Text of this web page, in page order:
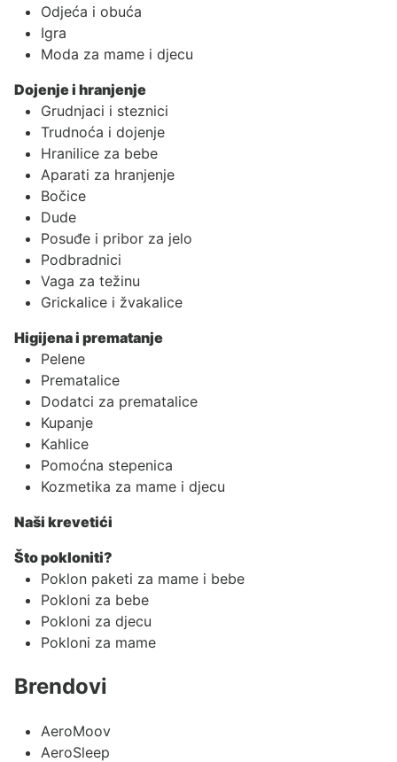
Odjeća i obuća
Igra
Moda za mame i djecu
Dojenje i hranjenje
Grudnjaci i steznici
Trudnoća i dojenje
Hranilice za bebe
Aparati za hranjenje
Bočice
Dude
Posuđe i pribor za jelo
Podbradnici
Vaga za težinu
Grickalice i žvakalice
Higijena i prematanje
Pelene
Prematalice
Dodatci za prematalice
Kupanje
Kahlice
Pomoćna stepenica
Kozmetika za mame i djecu
Naši krevetići
Što pokloniti?
Poklon paketi za mame i bebe
Pokloni za bebe
Pokloni za djecu
Pokloni za mame
Brendovi
AeroMoov
AeroSleep